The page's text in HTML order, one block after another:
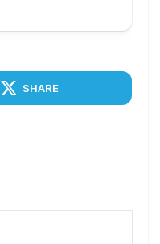
SHARE